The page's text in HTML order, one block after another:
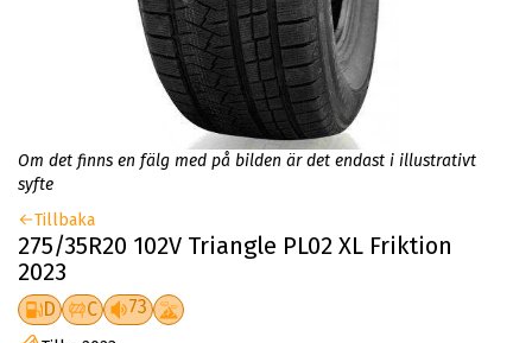
Om det finns en fälg med på bilden är det endast i illustrativt
syfte
Tillbaka
275/35R20 102V Triangle PL02 XL Friktion
2023
D C 73